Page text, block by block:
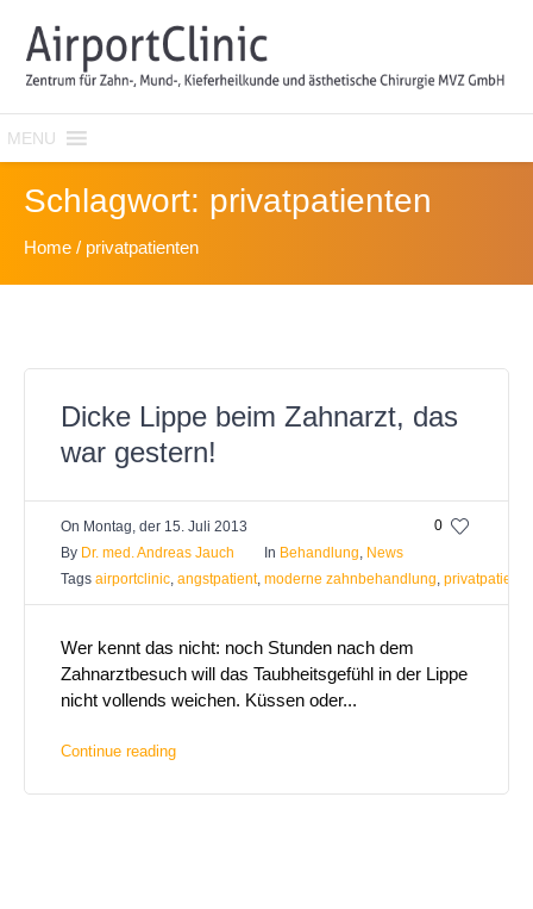
MENU
Schlagwort: privatpatienten
Home / privatpatienten
Dicke Lippe beim Zahnarzt, das
war gestern!
0
On Montag, der 15. Juli 2013
By Dr. med. Andreas Jauch In Behandlung News
Tags airportclinic angstpatient, moderne zahnbehandlung
Wer kennt das nicht: noch Stunden nach dem
Zahnarztbesuch will das Taubheitsgefühl in der Lippe
nicht vollends weichen. Küssen oder...
Continue reading